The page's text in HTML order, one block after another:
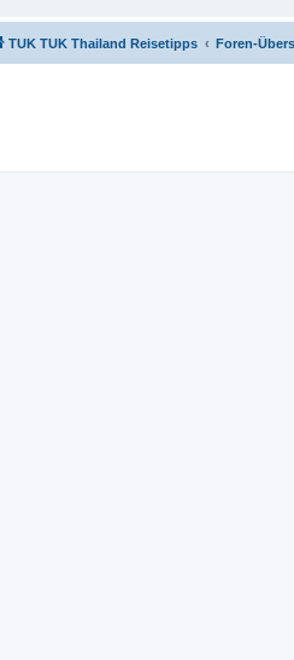
TUK TUK Thailand Reisetipps Foren-